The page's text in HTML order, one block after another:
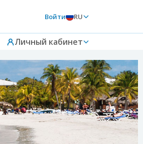
Войти RU
Личный кабинет